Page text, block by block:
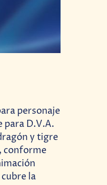
personaje
para D.V.A.
y tigre
conforme
la